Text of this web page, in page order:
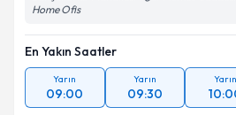
Home Ofis
En Yakın Saatler
Yarın
09:00
Yarın
09:30
Yarın